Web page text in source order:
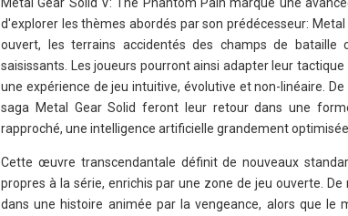
d'explorer les thèmes abordés par son prédécesseur:
ouvert, les terrains accidentés des champs de
saisissants. Les joueurs pourront ainsi adapter leur
une expérience de jeu intuitive, évolutive et non-linéaire.
saga Metal Gear Solid feront leur retour dans une
rapproché, une intelligence artificielle grandement
Cette œuvre transcendantale définit de nouveaux
propres à la série, enrichis par une zone de jeu ouverte.
dans une histoire animée par la vengeance, alors que le